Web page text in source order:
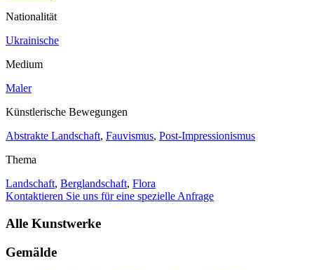
Nationalität
Ukrainische
Medium
Maler
Künstlerische Bewegungen
Abstrakte Landschaft, Fauvismus, Post-Impressionismus
Thema
Landschaft, Berglandschaft, Flora
Kontaktieren Sie uns für eine spezielle Anfrage
Alle Kunstwerke
Gemälde